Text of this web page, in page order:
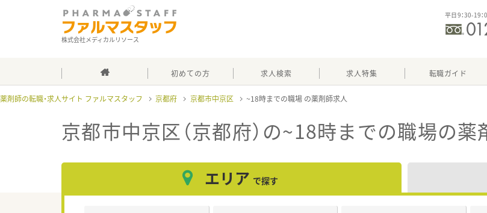
株式会社メディカルリソース
平日9：30-19
初めての方 求人検索 求人特集 転職ガイド
薬剤師の転職・求人サイト ファルマスタッフ 京都府 京都市中京区 ~18時までの職場
京都市中京区（京都府）の~18時までの職場の薬
エリア で探す